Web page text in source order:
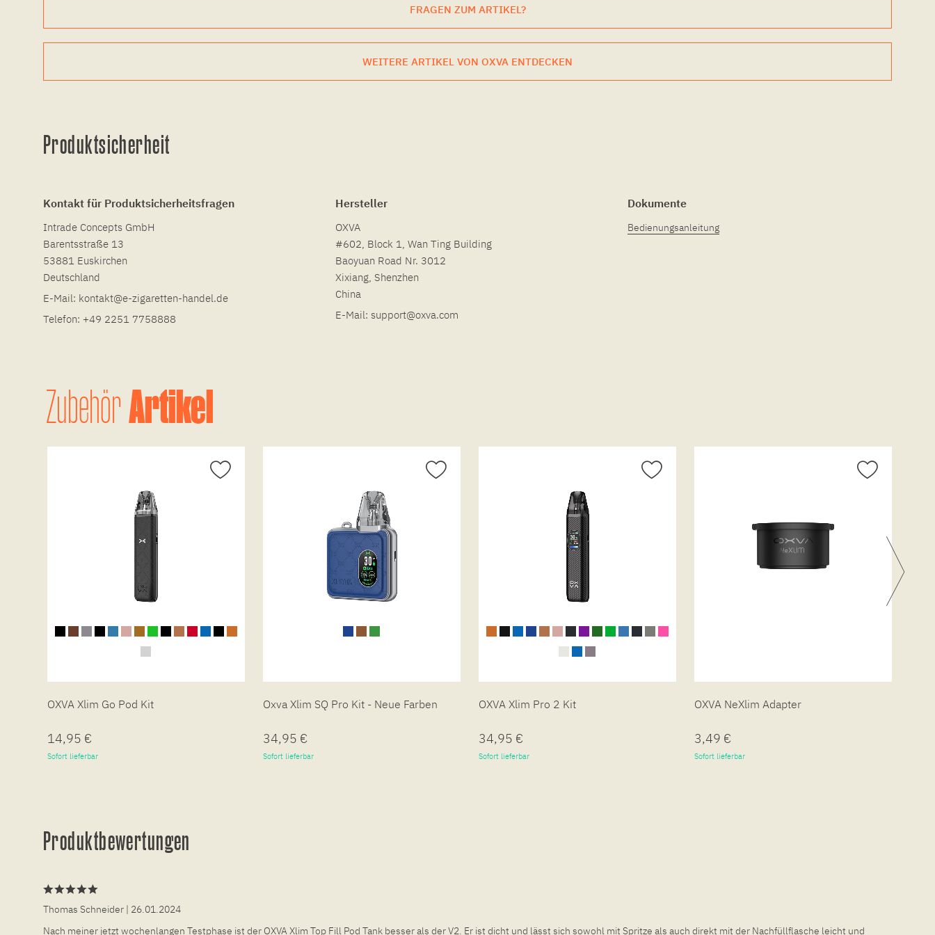
FRAGEN ZUM ARTIKEL?
WEITERE ARTIKEL VON OXVA ENTDECKEN
Produktsicherheit
Kontakt für Produktsicherheitsfragen
Intrade Concepts GmbH
Barentsstraße 13
53881 Euskirchen
Deutschland
E-Mail: kontakt@e-zigaretten-handel.de
Telefon: +49 2251 7758888
Hersteller
OXVA
#602, Block 1, Wan Ting Building
Baoyuan Road Nr. 3012
Xixiang, Shenzhen
China
E-Mail: support@oxva.com
Dokumente
Bedienungsanleitung
ZubehörArtikel
OXVA Xlim Go Pod Kit
14,95 €
Sofort lieferbar
Oxva Xlim SQ Pro Kit - Neue Farben
34,95 €
Sofort lieferbar
OXVA Xlim Pro 2 Kit
34,95 €
Sofort lieferbar
OXVA NeXlim Adapter
3,49 €
Sofort lieferbar
Produktbewertungen
Thomas Schneider | 26.01.2024
Nach meiner jetzt wochenlangen Testphase ist der OXVA Xlim Top Fill Pod Tank besser als der V2. Er ist dicht und lässt sich sowohl mit Spritze als auch direkt mit der Nachfüllflasche leicht und